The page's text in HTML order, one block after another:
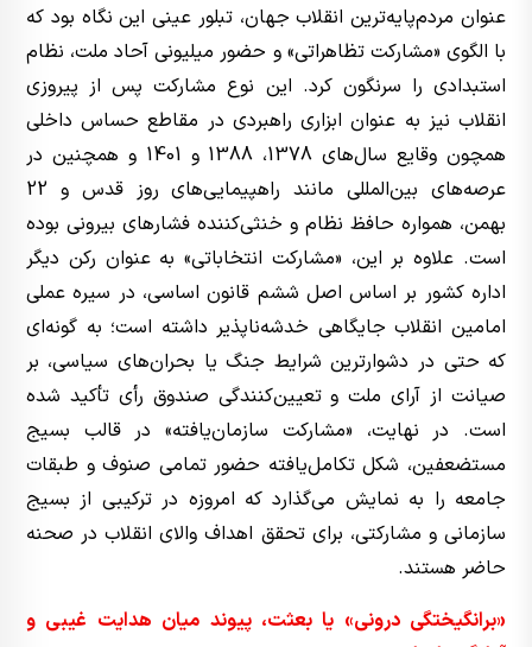
عنوان مردم‌پایه‌ترین انقلاب جهان، تبلور عینی این نگاه بود که
با الگوی «مشارکت تظاهراتی» و حضور میلیونی آحاد ملت، نظام
استبدادی را سرنگون کرد. این نوع مشارکت پس از پیروزی
انقلاب نیز به عنوان ابزاری راهبردی در مقاطع حساس داخلی
همچون وقایع سال‌های 1378، 1388 و 1401 و همچنین در
عرصه‌های بین‌المللی مانند راهپیمایی‌های روز قدس و 22
بهمن، همواره حافظ نظام و خنثی‌کننده فشارهای بیرونی بوده
است. علاوه بر این، «مشارکت انتخاباتی» به عنوان رکن دیگر
اداره کشور بر اساس اصل ششم قانون اساسی، در سیره عملی
امامین انقلاب جایگاهی خدشه‌ناپذیر داشته است؛ به گونه‌ای
که حتی در دشوارترین شرایط جنگ یا بحران‌های سیاسی، بر
صیانت از آرای ملت و تعیین‌کنندگی صندوق رأی تأکید شده
است. در نهایت، «مشارکت سازمان‌یافته» در قالب بسیج
مستضعفین، شکل تکامل‌یافته حضور تمامی صنوف و طبقات
جامعه را به نمایش می‌گذارد که امروزه در ترکیبی از بسیج
سازمانی و مشارکتی، برای تحقق اهداف والای انقلاب در صحنه
حاضر هستند.
«برانگیختگی درونی» یا بعثت، پیوند میان هدایت غیبی و